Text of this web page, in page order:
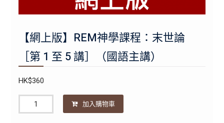
【網上版】REM神學課程：末世論
［第 1 至 5 講］（國語主講）
HK$360
量
加入購物車